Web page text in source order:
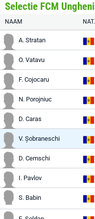
Selectie FCM Ungheni
NAAM NAT.
A. Stratan
O. Vatavu
F. Cojocaru
N. Porojniuc
D. Caras
V. Șobraneschi
D. Cemschi
I. Pavlov
S. Babin